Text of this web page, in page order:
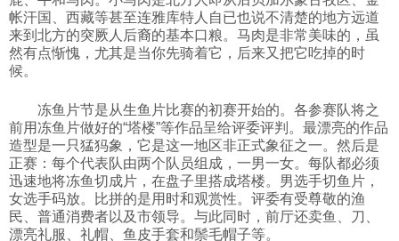
帐汗国、西藏等甚至连雅库特人自已也说不清楚的地方远道
来到北方的突厥人后裔的基本口粮。马肉是非常美味的，虽
然有点惭愧，尤其是当你先骑着它，后来又把它吃掉的时
候。
冻鱼片节是从生鱼片比赛的初赛开始的。各参赛队将之
前用冻鱼片做好的“塔楼”等作品呈给评委评判。最漂亮的作品
造型是一只猛犸象，它是这一地区非正式象征之一。然后是
正赛：每个代表队由两个队员组成，一男一女。每队都必须
迅速地将冻鱼切成片，在盘子里搭成塔楼。男选手切鱼片，
女选手码放。比拼的是用时和观赏性。评委有受尊敬的渔
民、普通消费者以及市领导。与此同时，前厅还卖鱼、刀、
漂亮礼服、礼帽、鱼皮手套和鬃毛帽子等。